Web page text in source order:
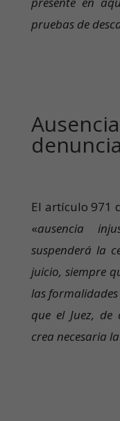
pruebas de
El artículo 971
«ausencia
suspenderá la
juicio, siempre
las formalidades
que el Juez,
crea necesaria